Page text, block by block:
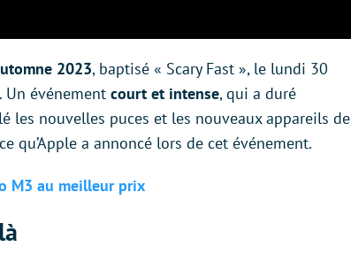
2023, baptisé « Scary Fast », le lundi 30
Un événement court et intense, qui a duré
les nouvelles puces et les nouveaux appareils de
qu’Apple a annoncé lors de cet événement.
M3 au meilleur prix